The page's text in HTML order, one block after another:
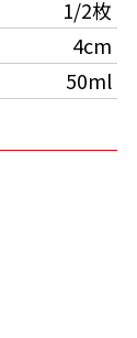
1/2枚
4cm
50ml